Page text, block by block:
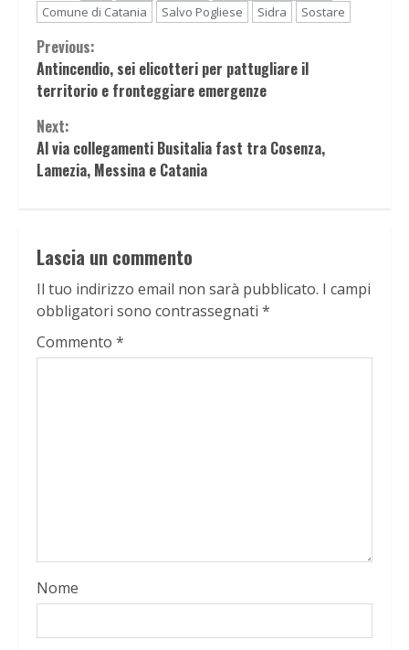
Comune di Catania
Salvo Pogliese Sidra Sostare
Continue
Reading
Previous:
Antincendio, sei elicotteri per pattugliare il
territorio e fronteggiare emergenze
Next:
Al via collegamenti Busitalia fast tra Cosenza,
Lamezia, Messina e Catania
Lascia un commento
Il tuo indirizzo email non sarà pubblicato. I campi
obbligatori sono contrassegnati *
Commento *
Nome